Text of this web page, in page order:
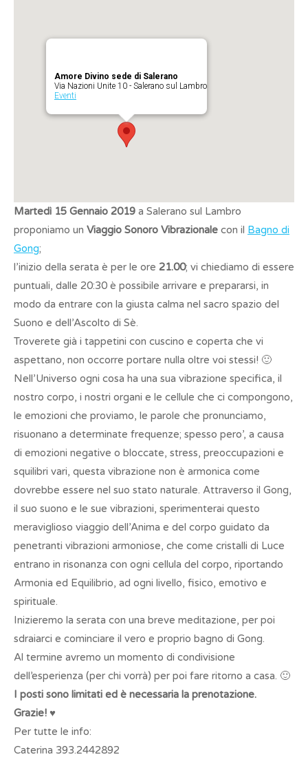
Amore Divino sede di Salerano
Via Nazioni Unite 10 - Salerano sul Lambro
Eventi
Martedì 15 Gennaio 2019 a Salerano sul Lambro
proponiamo un Viaggio Sonoro Vibrazionale con il Bagno di
Gong;
l’inizio della serata è per le ore 21.00; vi chiediamo di essere
puntuali, dalle 20:30 è possibile arrivare e prepararsi, in
modo da entrare con la giusta calma nel sacro spazio del
Suono e dell’Ascolto di Sè.
Troverete già i tappetini con cuscino e coperta che vi
aspettano, non occorre portare nulla oltre voi stessi! 🙂
Nell’Universo ogni cosa ha una sua vibrazione specifica, il
nostro corpo, i nostri organi e le cellule che ci compongono,
le emozioni che proviamo, le parole che pronunciamo,
risuonano a determinate frequenze; spesso pero’, a causa
di emozioni negative o bloccate, stress, preoccupazioni e
squilibri vari, questa vibrazione non è armonica come
dovrebbe essere nel suo stato naturale. Attraverso il Gong,
il suo suono e le sue vibrazioni, sperimenterai questo
meraviglioso viaggio dell’Anima e del corpo guidato da
penetranti vibrazioni armoniose, che come cristalli di Luce
entrano in risonanza con ogni cellula del corpo, riportando
Armonia ed Equilibrio, ad ogni livello, fisico, emotivo e
spirituale.
Inizieremo la serata con una breve meditazione, per poi
sdraiarci e cominciare il vero e proprio bagno di Gong.
Al termine avremo un momento di condivisione
dell’esperienza (per chi vorrà) per poi fare ritorno a casa. 🙂
I posti sono limitati ed è necessaria la prenotazione.
Grazie! ♥
Per tutte le info:
Caterina 393.2442892